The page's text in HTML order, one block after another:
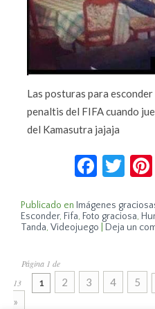
Las posturas para
penaltis del FIFA cuando
del Kamasutra jajaja
Publicado en Imágenes
Esconder, Fifa, Foto graciosa,
Tanda,Videojuego Deja un
Página 1 de
13
1 2 3 4 5
»